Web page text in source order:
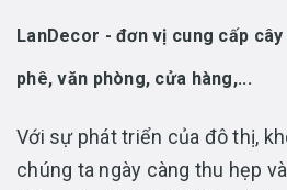
LanDecor - đơn vị cung cấp
phê, văn phòng, cửa hàng,...
Với sự phát triển của đô thị,
chúng ta ngày càng thu hẹp